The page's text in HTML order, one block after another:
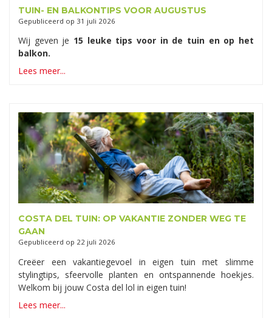
TUIN- EN BALKONTIPS VOOR AUGUSTUS
Gepubliceerd op 31 juli 2026
Wij geven je 15 leuke tips voor in de tuin en op het
balkon.
Lees meer...
COSTA DEL TUIN: OP VAKANTIE ZONDER WEG TE
GAAN
Gepubliceerd op 22 juli 2026
Creëer een vakantiegevoel in eigen tuin met slimme
stylingtips, sfeervolle planten en ontspannende hoekjes.
Welkom bij jouw Costa del lol in eigen tuin!
Lees meer...